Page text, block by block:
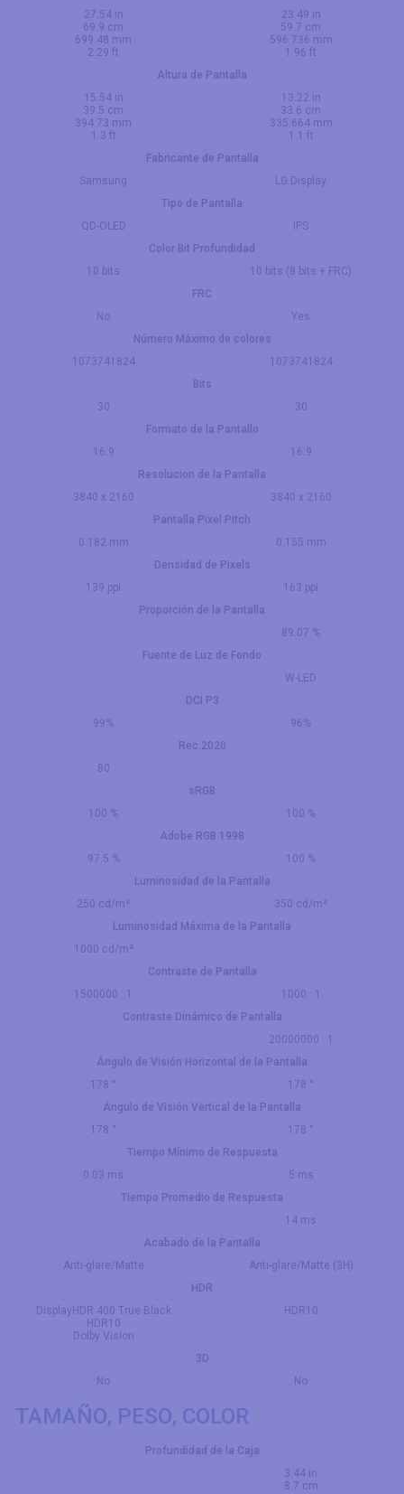
27.54 in
69.9 cm
699.48 mm
2.29 ft
23.49 in
59.7 cm
596.736 mm
1.96 ft
Altura de Pantalla
15.54 in
39.5 cm
394.73 mm
1.3 ft
13.22 in
33.6 cm
335.664 mm
1.1 ft
Fabricante de Pantalla
Samsung
LG Display
Tipo de Pantalla
QD-OLED
IPS
Color Bit Profundidad
10 bits
10 bits (8 bits + FRC)
FRC
No
Yes
Número Máximo de colores
1073741824
1073741824
Bits
30
30
Formato de la Pantallo
16:9
16:9
Resolucion de la Pantalla
3840 x 2160
3840 x 2160
Pantalla Pixel Pitch
0.182 mm
0.155 mm
Densidad de Pixels
139 ppi
163 ppi
Proporción de la Pantalla
89.07 %
Fuente de Luz de Fondo
W-LED
DCI P3
99%
96%
Rec.2020
80
sRGB
100 %
100 %
Adobe RGB 1998
97.5 %
100 %
Luminosidad de la Pantalla
250 cd/m²
350 cd/m²
Luminosidad Máxima de la Pantalla
1000 cd/m²
Contraste de Pantalla
1500000 : 1
1000 : 1
Contraste Dinámico de Pantalla
20000000 : 1
Ángulo de Visión Horizontal de la Pantalla
178 °
178 °
Ángulo de Visión Vertical de la Pantalla
178 °
178 °
Tiempo Mínimo de Respuesta
0.03 ms
5 ms
Tiempo Promedio de Respuesta
14 ms
Acabado de la Pantalla
Anti-glare/Matte
Anti-glare/Matte (3H)
HDR
DisplayHDR 400 True Black
HDR10
Dolby Vision
HDR10
3D
No
No
TAMAÑO, PESO, COLOR
Profundidad de la Caja
3.44 in
8.7 cm